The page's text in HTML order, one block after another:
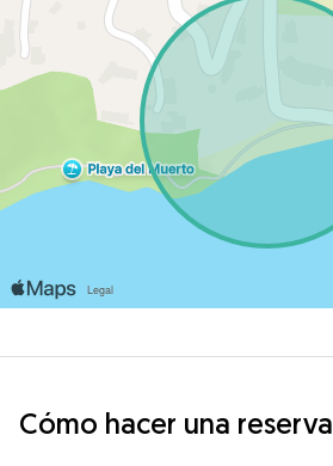
Cómo hacer una reserva